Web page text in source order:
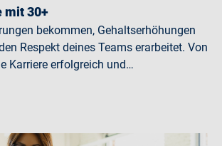
mit 30+
bekommen, Gehaltserhöhungen
Respekt deines Teams erarbeitet. Von
Karriere erfolgreich und…